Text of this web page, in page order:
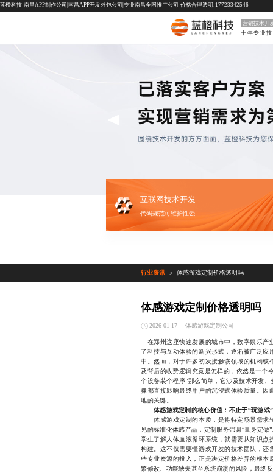
蓝橙科技-南昌APP制作公司|南昌APP开发外包公司|专业南昌全网推广公司-价格合理透明:17723342546
营销技术开
互联网技术开发
代码规范可维护性强
行业资讯 > 体感游戏定制价格透明吗
体感游戏定制价格透明吗
2026-01-17 体感游戏定制公司
在郑州这座快速发展的城市中，数字娱乐产
了科技与互动体验的新兴形式，逐渐被广泛
中。然而，对于许多初次接触该领域的机构或
及背后的收费逻辑究竟是怎样的，依然是一个
个设备装个程序”那么简单，它涉及技术开发
骤都直接影响最终用户的沉浸式体验质量。
地的关键。
体感游戏定制的核心价值：不止于“玩游戏”
体感游戏定制的本质，是将特定场景需求
见的标准化体感产品，定制服务强调“量身定
学生了解人体血液循环系统，就需要从知识
构建。这不仅需要懂游戏开发的技术团队，
些专业资源的投入，正是决定价格差异的根
繁修改、功能缺失甚至系统崩溃的风险，最终